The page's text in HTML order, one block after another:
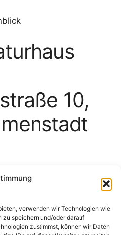
verwenden wir Technologien wie
zu speichern und/oder darauf
zustimmst, können wir Daten
10,